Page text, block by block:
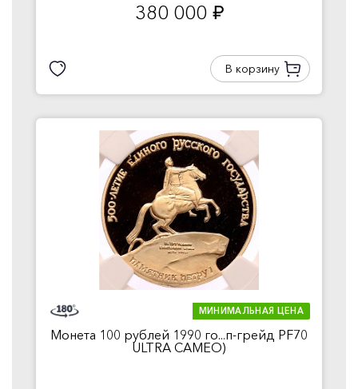
380 000 руб.
В корзину
МИНИМАЛЬНАЯ ЦЕНА
Монета 100 рублей 1990 го...п-грейд PF70
ULTRA CAMEO)